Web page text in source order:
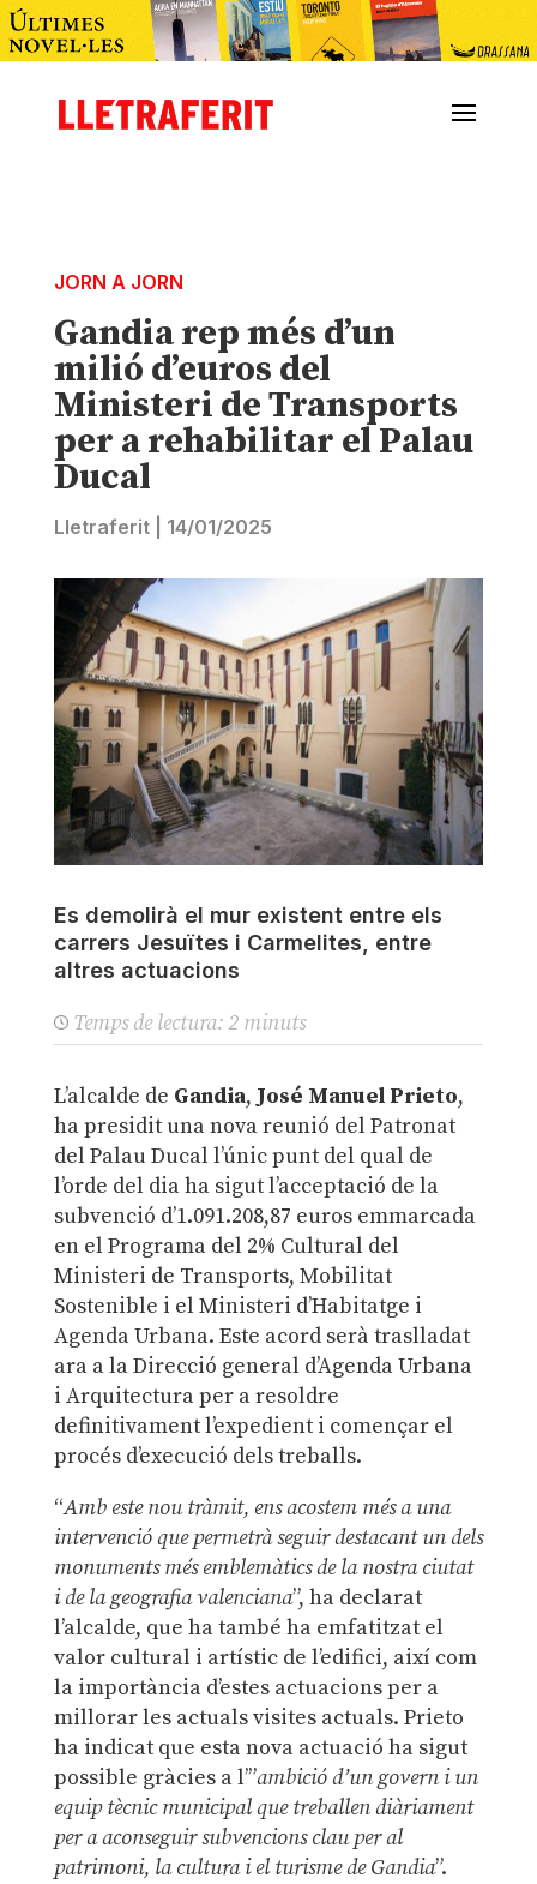
JORN A JORN
Gandia rep més d’un
milió d’euros del
Ministeri de Transports
per a rehabilitar el Palau
Ducal
Lletraferit| 14/01/2025
Es demolirà el mur existent entre els
carrers Jesuïtes i Carmelites, entre
altres actuacions
Temps de lectura: 2 minuts
L’alcalde de Gandia, José Manuel Prieto,
ha presidit una nova reunió del Patronat
del Palau Ducal l’únic punt del qual de
l’orde del dia ha sigut l’acceptació de la
subvenció d’1.091.208,87 euros emmarcada
en el Programa del 2% Cultural del
Ministeri de Transports, Mobilitat
Sostenible i el Ministeri d’Habitatge i
Agenda Urbana. Este acord serà traslladat
ara a la Direcció general d’Agenda Urbana
i Arquitectura per a resoldre
definitivament l’expedient i començar el
procés d’execució dels treballs.
“Amb este nou tràmit, ens acostem més a una
intervenció que permetrà seguir destacant un dels
monuments més emblemàtics de la nostra ciutat
i de la geografia valenciana”, ha declarat
l’alcalde, que ha també ha emfatitzat el
valor cultural i artístic de l’edifici, així com
la importància d’estes actuacions per a
millorar les actuals visites actuals. Prieto
ha indicat que esta nova actuació ha sigut
possible gràcies a l’”ambició d’un govern i un
equip tècnic municipal que treballen diàriament
per a aconseguir subvencions clau per al
patrimoni, la cultura i el turisme de Gandia”.